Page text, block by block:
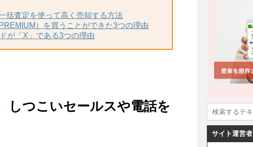
括査定を使って高く売却する方法
）を買うことができた3つの理由
が「X」である3つの理由
しつこいセールスや電話を
サイト運営者